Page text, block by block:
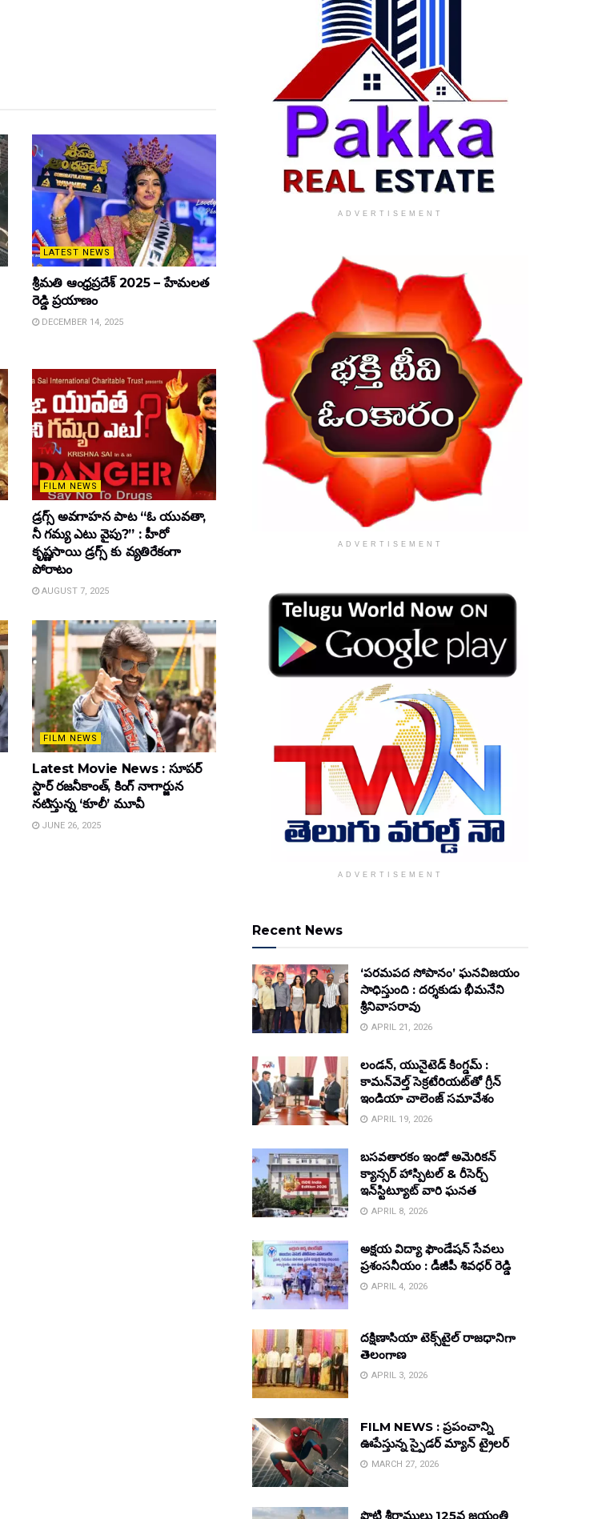
LATEST NEWS
శ్రీమతి ఆంధ్రప్రదేశ్ 2025 – హేమలత
రెడ్డి ప్రయాణం
DECEMBER 14, 2025
FILM NEWS
డ్రగ్స్ అవగాహన పాట “ఓ యువతా,
నీ గమ్య ఎటు వైపు?” : హీరో
కృష్ణసాయి డ్రగ్స్ కు వ్యతిరేకంగా
పోరాటం
AUGUST 7, 2025
FILM NEWS
Latest Movie News : సూపర్
స్టార్ రజనీకాంత్, కింగ్ నాగార్జున
నటిస్తున్న ‘కూలీ’ మూవీ
JUNE 26, 2025
ADVERTISEMENT
ADVERTISEMENT
ADVERTISEMENT
Recent News
‘పరమపద సోపానం’ ఘనవిజయం
సాధిస్తుంది : దర్శకుడు భీమనేని
శ్రీనివాసరావు
APRIL 21, 2026
లండన్, యునైటెడ్ కింగ్డమ్ :
కామన్‌వెల్త్ సెక్రటేరియట్‌తో గ్రీన్
ఇండియా చాలెంజ్ సమావేశం
APRIL 19, 2026
బసవతారకం ఇండో అమెరికన్
క్యాన్సర్ హాస్పిటల్ & రీసెర్చ్
ఇన్‌స్టిట్యూట్ వారి ఘనత
APRIL 8, 2026
అక్షయ విద్యా ఫౌండేషన్ సేవలు
ప్రశంసనీయం : డీజీపీ శివధర్ రెడ్డి
APRIL 4, 2026
దక్షిణాసియా టెక్స్‌టైల్ రాజధానిగా
తెలంగాణ
APRIL 3, 2026
FILM NEWS : ప్రపంచాన్ని
ఊపేస్తున్న స్పైడర్ మ్యాన్ ట్రైలర్
MARCH 27, 2026
పొట్టి శ్రీరాములు 125వ జయంతి